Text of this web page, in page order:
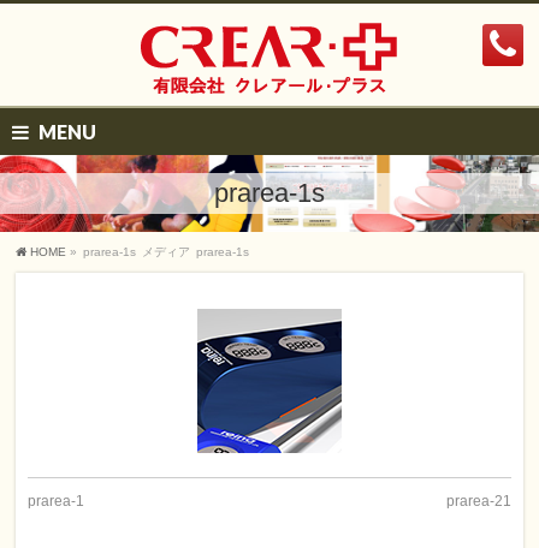
MENU
prarea-1s
HOME » prarea-1s メディア prarea-1s
prarea-1 prarea-21